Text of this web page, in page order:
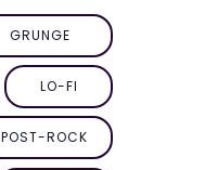
GRUNGE
LO-FI
POST-ROCK